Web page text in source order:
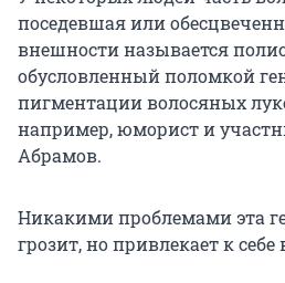
поседевшая или
внешности называется
обусловленный поломкой
пигментации волосяных
например, юморист и
Абрамов.
Никакими проблемами эта
грозит, но привлекает к